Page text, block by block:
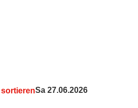
Sa 27.06.2026